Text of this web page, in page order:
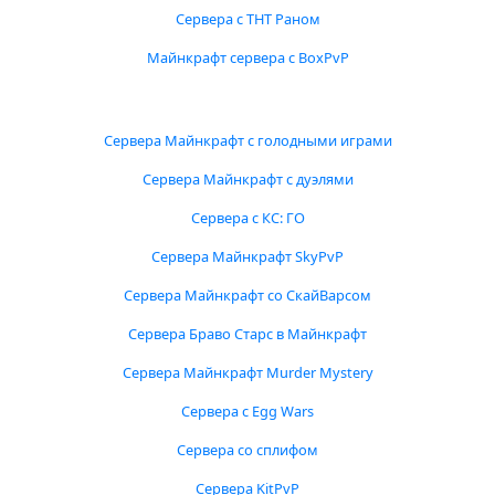
Сервера с ТНТ Раном
Майнкрафт сервера с BoxPvP
Сервера Майнкрафт с голодными играми
Сервера Майнкрафт с дуэлями
Сервера с КС: ГО
Сервера Майнкрафт SkyPvP
Сервера Майнкрафт со СкайВарсом
Сервера Браво Старс в Майнкрафт
Сервера Майнкрафт Murder Mystery
Сервера с Egg Wars
Сервера со сплифом
Сервера KitPvP